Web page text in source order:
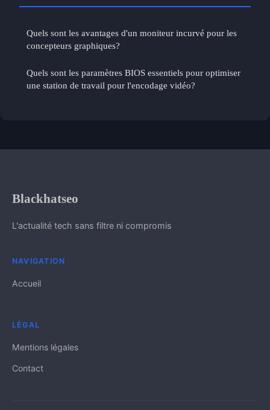
Quels sont les avantages d'un moniteur incurvé pour les
concepteurs graphiques?
Quels sont les paramètres BIOS essentiels pour optimiser
une station de travail pour l'encodage vidéo?
Blackhatseo
L'actualité tech sans filtre ni compromis
NAVIGATION
Accueil
LÉGAL
Mentions légales
Contact